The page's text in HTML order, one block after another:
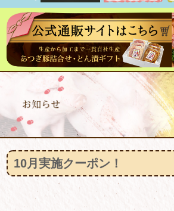
10月実施クーポン！